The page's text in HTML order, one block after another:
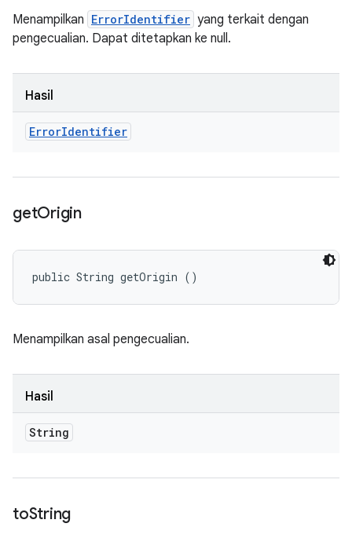
Menampilkan ErrorIdentifier yang terkait dengan
pengecualian. Dapat ditetapkan ke null.
Hasil
ErrorIdentifier
getOrigin
public String getOrigin ()
Menampilkan asal pengecualian.
Hasil
String
toString